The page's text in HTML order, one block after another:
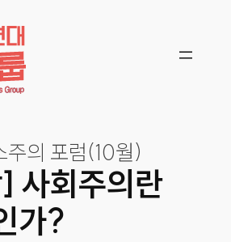
주의 포럼(10월)
사회주의란
가?